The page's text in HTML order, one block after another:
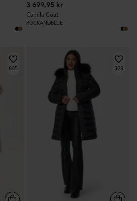
3 699,95 kr
Camila Coat
ROCKANDBLUE
865 328